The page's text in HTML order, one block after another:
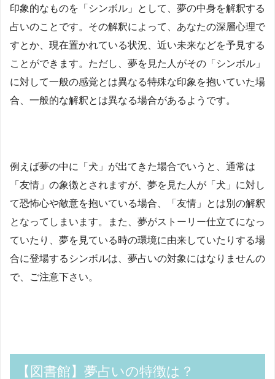
印象的なものを「シンボル」として、夢の中身を解釈する
占いのことです。その解釈によって、あなたの深層心理で
すとか、現在置かれている状況、近い未来などを予見する
ことができます。ただし、夢を見た人がその「シンボル」
に対して一般の感覚とは異なる特殊な印象を抱いていた場
合、一般的な解釈とは異なる場合があるようです。
例えば夢の中に「犬」が出てきた場合でいうと、通常は
「友情」の象徴とされますが、夢を見た人が「犬」に対し
て恐怖心や敵意を抱いている場合、「友情」とは別の解釈
となってしまいます。また、夢がストーリー仕立てになっ
ていたり、夢を見ている時の環境に由来していたりする場
合に登場するシンボルは、夢占いの対象にはなりませんの
で、ご注意下さい。
【図書館】夢占いの特徴は？